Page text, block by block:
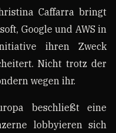
Caffarra bringt
Google und AWS in
ihren Zweck
Nicht trotz der
wegen ihr.
beschließt eine
lobbyieren sich